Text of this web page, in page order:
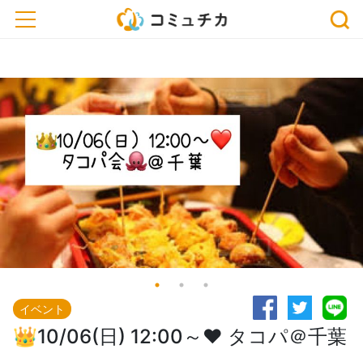
toggle navigation
※開催予定のイベントが中止・延期になっている場合がございます。おでかけ、または
お申込みの際は、事前に主催者にご確認ください。
イベント
👑10/06(日) 12:00～❤️ タコパ＠千葉